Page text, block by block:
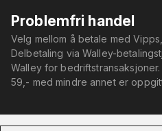
Problemfri handel
Velg mellom å betale med
Delbetaling via Walley-
Walley for
59,- med mindre annet er